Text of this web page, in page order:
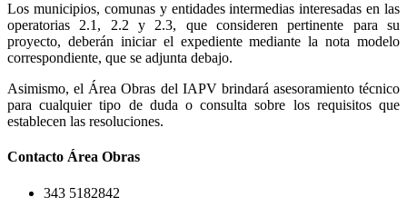
Los municipios, comunas y entidades intermedias interesadas en las
operatorias 2.1, 2.2 y 2.3, que consideren pertinente para su
proyecto, deberán iniciar el expediente mediante la nota modelo
correspondiente, que se adjunta debajo.
Asimismo, el Área Obras del IAPV brindará asesoramiento técnico
para cualquier tipo de duda o consulta sobre los requisitos que
establecen las resoluciones.
Contacto Área Obras
343 5182842